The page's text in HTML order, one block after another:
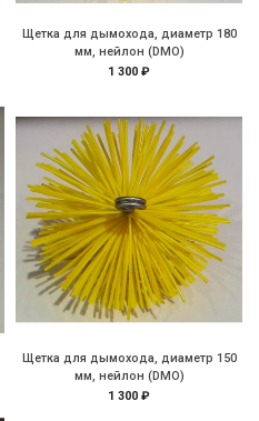
Щетка для дымохода, диаметр 180
мм, нейлон (DMO)
1 300 ₽
Щетка для дымохода, диаметр 150
мм, нейлон (DMO)
1 300 ₽